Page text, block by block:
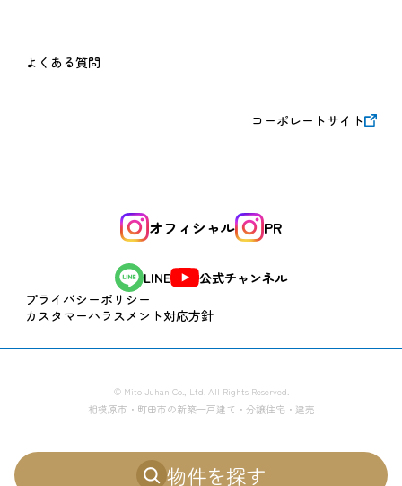
よくある質問
コーポレートサイト
オフィシャル PR
LINE
公式チャンネル
プライバシーポリシー
カスタマーハラスメント対応方針
© Mito Juhan Co., Ltd. All Rights Reserved.
相模原市・町田市の新築一戸建て・分譲住宅・建売